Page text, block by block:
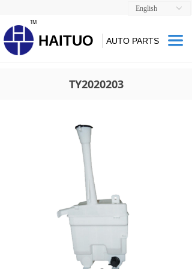
끀
HAITUO AUTO PARTS
ꀅ
English
TM
TY2020203